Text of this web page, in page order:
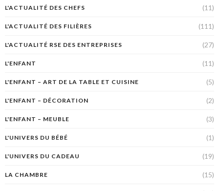
L'ACTUALITÉ DES CHEFS (11)
L'ACTUALITÉ DES FILIÈRES (111)
L'ACTUALITÉ RSE DES ENTREPRISES (27)
L'ENFANT (11)
L'ENFANT – ART DE LA TABLE ET CUISINE (5)
L'ENFANT – DÉCORATION (2)
L'ENFANT – MEUBLE (3)
L'UNIVERS DU BÉBÉ (1)
L'UNIVERS DU CADEAU (19)
LA CHAMBRE (15)